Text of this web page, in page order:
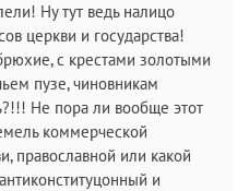
Ну тут ведь налицо
церкви и государства!
с крестами золотыми
пузе, чиновникам
Не пора ли вообще этот
коммерческой
православной или какой
и